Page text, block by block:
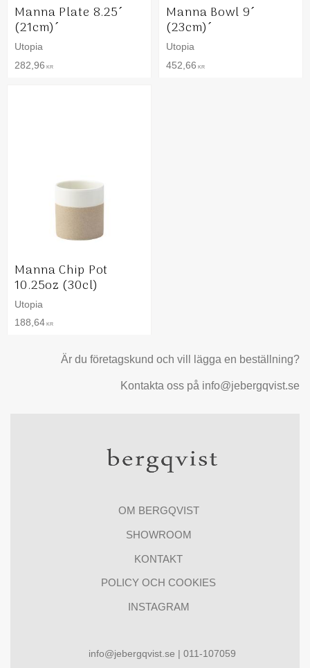
Manna Plate 8.25´
(21cm)´
Utopia
282,96 KR
Manna Bowl 9´
(23cm)´
Utopia
452,66 KR
Manna Chip Pot
10.25oz (30cl)
Utopia
188,64 KR
Är du företagskund och vill lägga en beställning?
Kontakta oss på info@jebergqvist.se
OM BERGQVIST
SHOWROOM
KONTAKT
POLICY OCH COOKIES
INSTAGRAM
info@jebergqvist.se | 011-107059